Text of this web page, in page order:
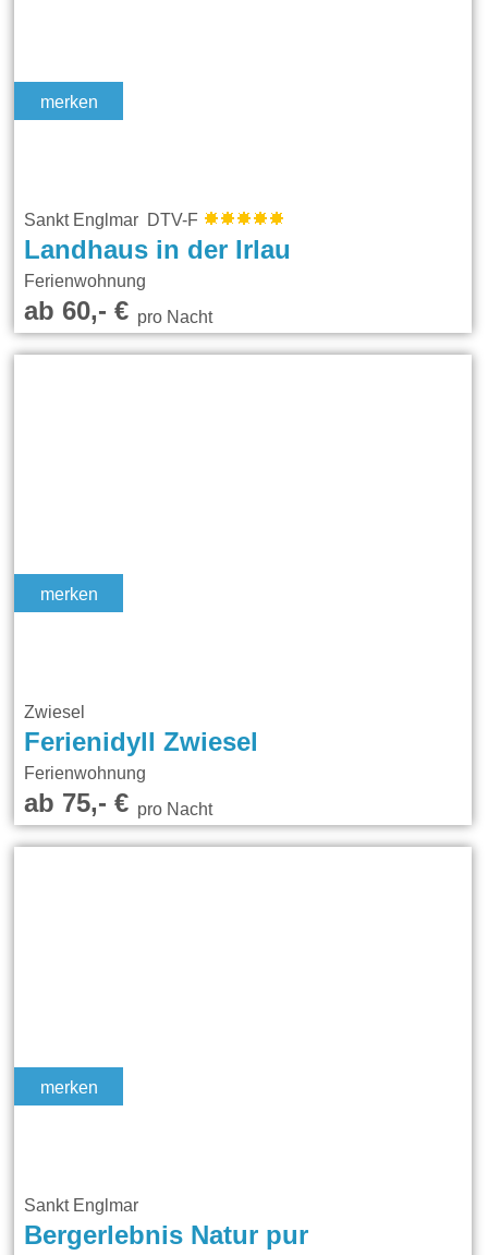
merken
Sankt Englmar DTV-F
Landhaus in der Irlau
Ferienwohnung
ab 60,- €pro Nacht
merken
Zwiesel
Ferienidyll Zwiesel
Ferienwohnung
ab 75,- €pro Nacht
merken
Sankt Englmar
Bergerlebnis Natur pur